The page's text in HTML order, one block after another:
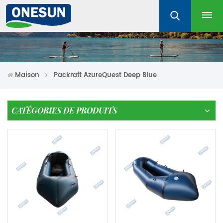
Maison Packraft AzureQuest Deep Blue
CATÉGORIES DE PRODUITS